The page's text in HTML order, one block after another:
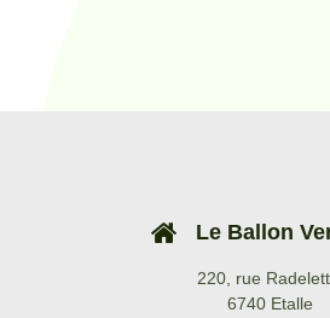
Le Ballon
220, rue
6740 Etalle